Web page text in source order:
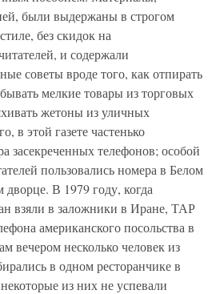
были выдержаны в строгом
без скидок на
и содержали
советы вроде того, как отпирать
мелкие товары из торговых
жетоны из уличных
в этой газете частенько
засекреченных телефонов; особой
пользовались номера в Белом
В 1979 году, когда
взяли в заложники в Иране, ТАР
американского посольства в
вечером несколько человек из
в одном ресторанчике в
из них не успевали